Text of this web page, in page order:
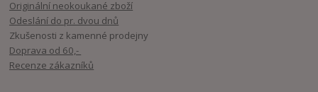
Originální neokoukané zboží
Odeslání do pr. dvou dnů
Zkušenosti z kamenné prodejny
Doprava od 60,-
Recenze zákazníků